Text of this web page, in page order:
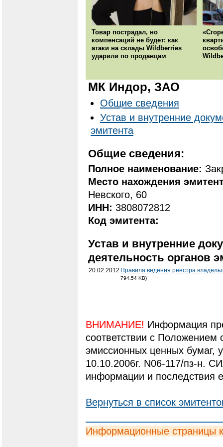
Товар пострадал, но
компенсаций не будет: как
атаки на склады Wildberries
ударили по продавцам
МК Индор, ЗАО
Общие сведения
Устав и внутренние
эмитента
Общие сведения:
Полное наименование:
Место нахождения
Невского, 60
ИНН: 3808072812
Код эмитента:
Устав и внутренние
деятельность органов
20.02.2012 Правила ведения реестра
794.54 KB)
ВНИМАНИЕ! Информация
соответствии с
эмиссионных ценных
10.10.2006г. N06-117/пз-н.
информации и последствия
Вернуться в список
Информационные страницы